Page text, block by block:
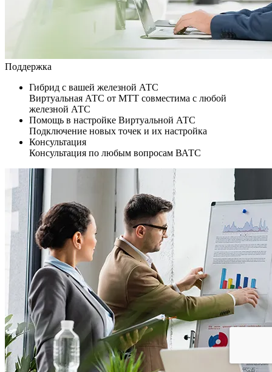
Поддержка
Гибрид с вашей железной АТС
Виртуальная АТС от МТТ совместима с любой
железной АТС
Помощь в настройке Виртуальной АТС
Подключение новых точек и их настройка
Консультация
Консультация по любым вопросам ВАТС